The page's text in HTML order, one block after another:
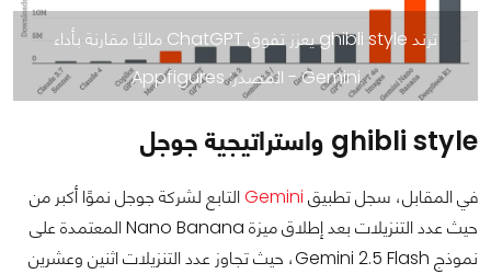
ترند ghibli style يعزز تفوق ChatGPT ماليًا مقارنة بأداء
Gemini - المصدر: Appfigures
ghibli style واستراتيجية جوجل
في المقابل، سجل تطبيق Geminiالتابع لشركة جوجل نموًا أكبر من
حيث عدد التنزيلات بعد إطلاق ميزة Nano Banana المعتمدة على
نموذج Gemini 2.5 Flash، حيث تجاوز عدد التنزيلات اثنين وعشرين